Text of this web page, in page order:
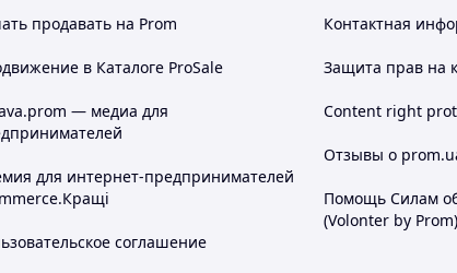
продавать на Prom
в Каталоге ProSale
— медиа для
для интернет-предпринимателей
соглашение
Контактная
Защита прав на
Content right
Отзывы о
Помощь Силам
(Volonter by Prom)